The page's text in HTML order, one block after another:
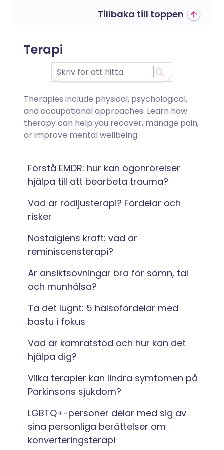
Tillbaka till toppen
Terapi
Therapies include physical, psychological,
and occupational approaches. Learn how
therapy can help you recover, manage pain,
or improve mental wellbeing.
Förstå EMDR: hur kan ögonrörelser
hjälpa till att bearbeta trauma?
Vad är rödljusterapi? Fördelar och
risker
Nostalgiens kraft: vad är
reminiscensterapi?
Är ansiktsövningar bra för sömn, tal
och munhälsa?
Ta det lugnt: 5 hälsofördelar med
bastu i fokus
Vad är kamratstöd och hur kan det
hjälpa dig?
Vilka terapier kan lindra symtomen på
Parkinsons sjukdom?
LGBTQ+-personer delar med sig av
sina personliga berättelser om
konverteringsterapi